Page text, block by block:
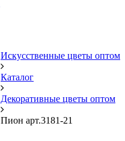
Искусственные цветы оптом
Каталог
Декоративные цветы оптом
Пион арт.3181-21